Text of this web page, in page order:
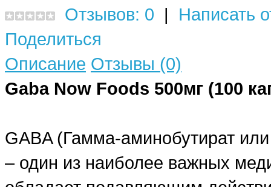
Отзывов: 0 | Написать
Поделиться
Описание Отзывы (0)
Gaba Now Foods 500мг (100
GABA (Гамма-аминобутират
– один из наиболее важных